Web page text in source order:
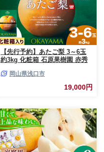
【先行予約】あたご梨 3～6玉
約3kg 化粧箱 石原果樹園 赤秀
より発送予定》岡山県 浅口市
梨 なし 果物 フルーツ くだもの
岡山県浅口市
19,000円